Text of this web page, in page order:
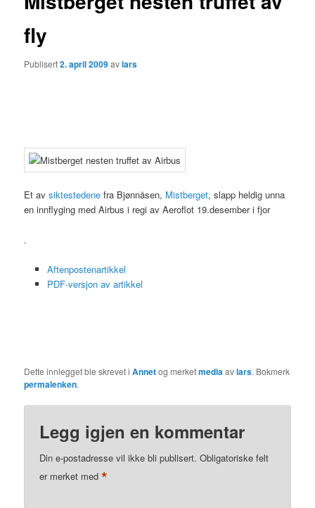
fly
Publisert2. april 2009avlars
Et avsiktestedene fra Bjønnåsen, Mistberget, slapp heldig unna
en innflyging med Airbus i regi av Aeroflot 19.desember i fjor
.
Aftenpostenartikkel
PDF-versjon av artikkel
Dette innlegget ble skrevet iAnnetog merketmediaavlars. Bokmerk
permalenken.
Legg igjen en kommentar
Din e-postadresse vil ikke bli publisert. Obligatoriske felt
er merket med*